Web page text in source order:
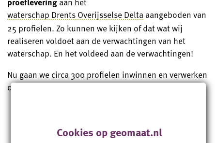
waterschap Drents Overijsselse Delta aangeboden van
25 profielen. Zo kunnen we kijken of dat wat wij
realiseren voldoet aan de verwachtingen van het
waterschap. En het voldeed aan de verwachtingen!
Nu gaan we circa 300 profielen inwinnen en verwerken
op dezelfde uniforme wijze.
Cookies op geomaat.nl